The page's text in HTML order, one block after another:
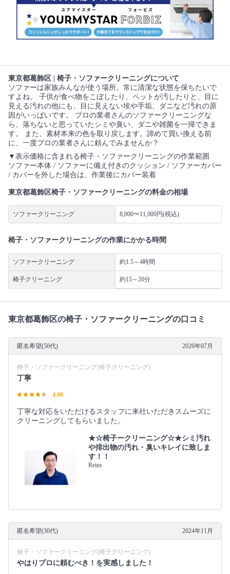
東京都葛飾区 | 椅子・ソファークリーニングについて
ソファーは家族みんなが使う場所。常に清潔な状態を保ちたいで
すよね。 子供が食べ物をこぼしたり、ペットが汚したりと、目に
見える汚れの他にも、目に見えない埃や手垢、ダニなど汚れの原
因がいっぱいです。 プロの業者さんのソファークリーニングな
ら、落ちないと思っていたシミや臭い、ダニや雑菌を一掃できま
す。 また、素材本来の色を取り戻します。諦めて買い換える前
に、一度プロの業者さんに頼んでみませんか？
▼表示価格に含まれる椅子・ソファークリーニングの作業範囲
ソファー本体 / ソファーに備え付きのクッション / ソファーカバー
/ カバーを外した場合は、作業後にカバー装着
東京都葛飾区椅子・ソファークリーニングの料金の相場
ソファークリーニング 8,000〜11,000円(税込)
椅子・ソファークリーニングの作業にかかる時間
ソファークリーニング 約1.5～4時間
椅子クリーニング 約15～20分
東京都葛飾区の椅子・ソファークリーニングの口コミ
匿名希望(50代) 2026年07月
椅子・ソファークリーニング(椅子クリーニング)
丁寧
4.80
丁寧な対応をいただけるスタッフに来社いただきスムーズに
クリーニングしてもらいました。
★☆椅子ークリーニング☆★シミ汚れ
や排出物の汚れ・臭いキレイに致しま
す！！
Reins
匿名希望(30代) 2024年11月
椅子・ソファークリーニング(椅子クリーニング)
やはりプロに頼むべき！を実感しました！